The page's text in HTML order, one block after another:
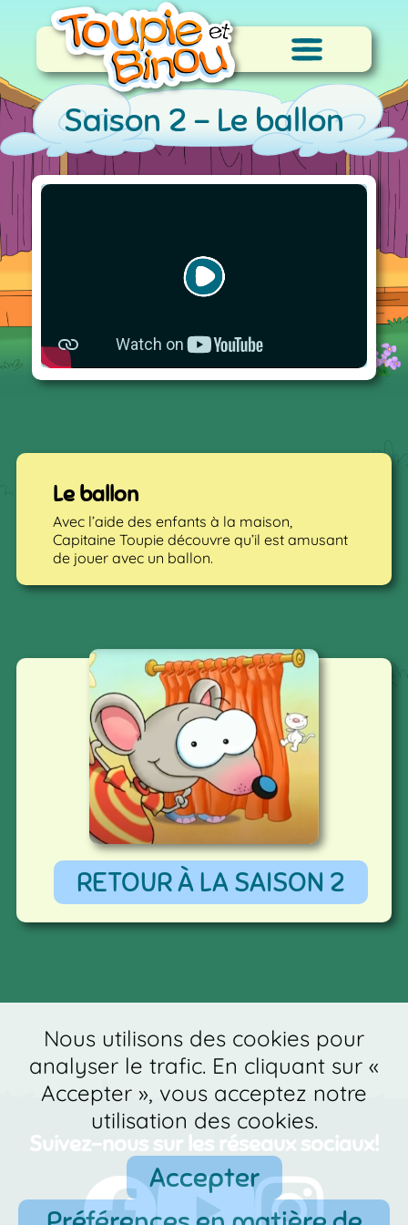
Saison 2 - Le ballon
Le ballon
Avec l’aide des enfants à la maison,
Capitaine Toupie découvre qu’il est amusant
de jouer avec un ballon.
RETOUR À LA SAISON 2
Suivez-nous sur les réseaux sociaux!
Nous utilisons des cookies pour
analyser le trafic. En cliquant sur «
Accepter », vous acceptez notre
utilisation des cookies.
Accepter